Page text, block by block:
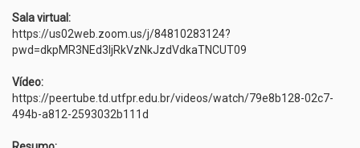
Sala virtual:
https://us02web.zoom.us/j/84810283124?
pwd=dkpMR3NEd3ljRkVzNkJzdVdkaTNCUT09
Vídeo:
https://peertube.td.utfpr.edu.br/videos/watch/79e8b128-02c7-
494b-a812-2593032b111d